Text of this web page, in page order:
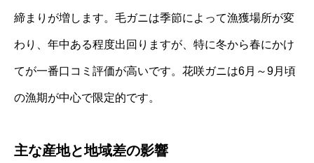
締まりが増します。毛ガニは季節によって漁獲場所が変
わり、年中ある程度出回りますが、特に冬から春にかけ
てが一番口コミ評価が高いです。花咲ガニは6月～9月頃
の漁期が中心で限定的です。
主な産地と地域差の影響